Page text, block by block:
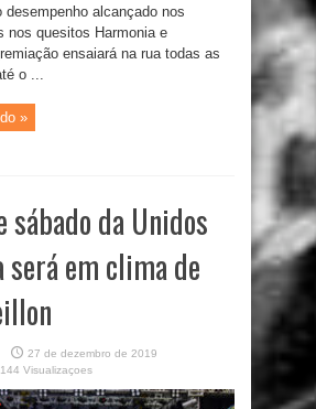
desempenho alcançado nos
nos quesitos Harmonia e
ensaiará na rua todas as
o ...
»
sábado da Unidos
será em clima de
27 de dezembro de 2019
Visualizaçoes